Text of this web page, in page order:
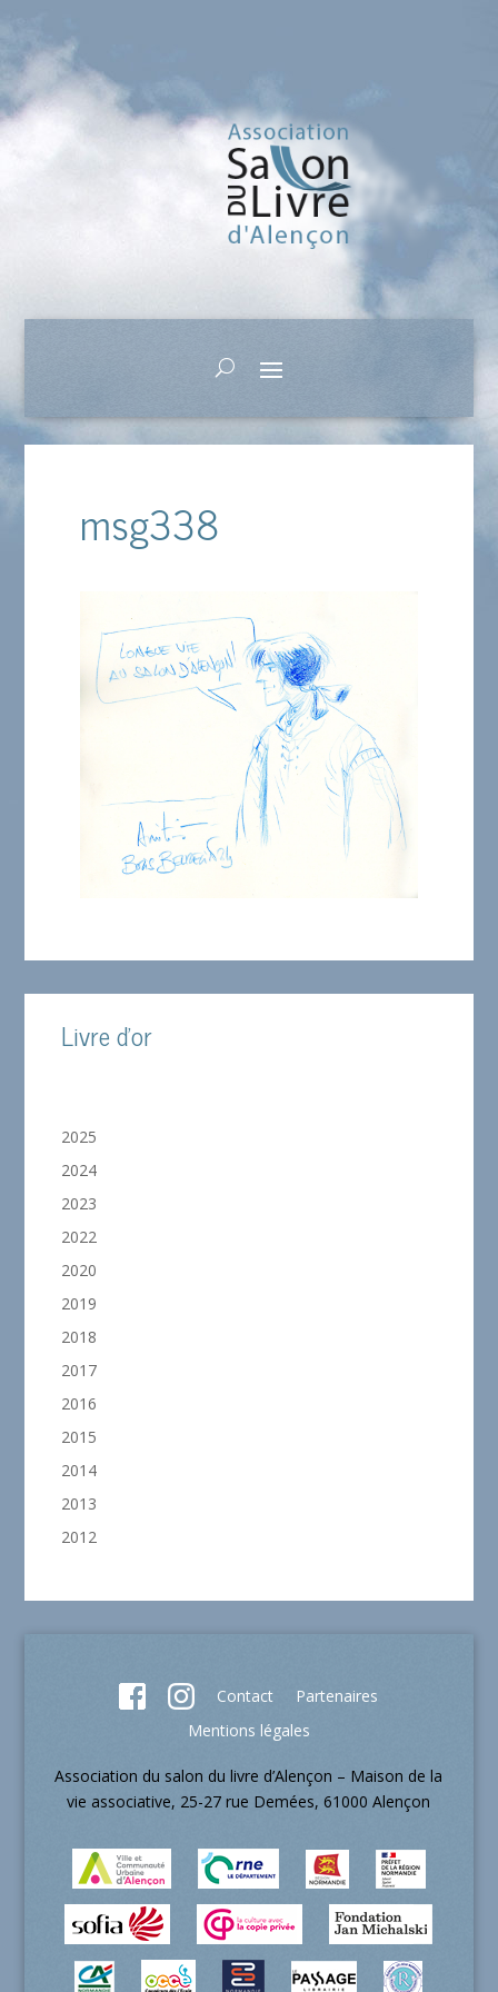
msg338
Livre d'or
2025
2024
2023
2022
2020
2019
2018
2017
2016
2015
2014
2013
2012
Contact
Partenaires
Mentions légales
Association du salon du livre d’Alençon – Maison de la
vie associative, 25-27 rue Demées, 61000 Alençon